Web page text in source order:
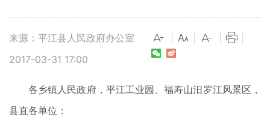
来源：平江县人民政府办公室
2017-03-31 17:00
各乡镇人民政府，平江工业园、福寿山汨罗江风景区，
县直各单位：